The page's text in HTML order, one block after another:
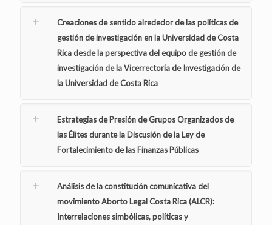
Creaciones de sentido alrededor de las políticas de
gestión de investigación en la Universidad de Costa
Rica desde la perspectiva del equipo de gestión de
investigación de la Vicerrectoría de Investigación de
la Universidad de Costa Rica
Estrategias de Presión de Grupos Organizados de
las Élites durante la Discusión de la Ley de
Fortalecimiento de las Finanzas Públicas
Análisis de la constitución comunicativa del
movimiento Aborto Legal Costa Rica (ALCR):
Interrelaciones simbólicas, políticas y